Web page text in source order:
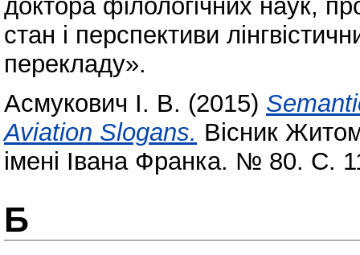
доктора філологічних наук,
стан і перспективи
перекладу».
Асмукович І. В. (2015)
Aviation Slogans. Вісник
імені Івана Франка. № 80. С.
Б